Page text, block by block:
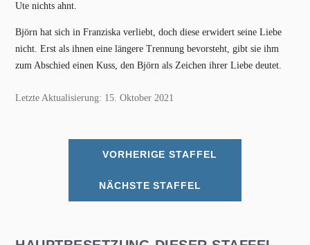
Ute nichts ahnt.
Björn hat sich in Franziska verliebt, doch diese erwidert seine Liebe
nicht. Erst als ihnen eine längere Trennung bevorsteht, gibt sie ihm
zum Abschied einen Kuss, den Björn als Zeichen ihrer Liebe deutet.
Letzte Aktualisierung: 15. Oktober 2021
VORHERIGE STAFFEL
NÄCHSTE STAFFEL